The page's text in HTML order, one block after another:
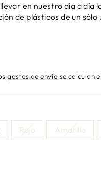
en nuestro día a día
de plásticos de un
gastos de envío se calculan
Rojo Amarillo